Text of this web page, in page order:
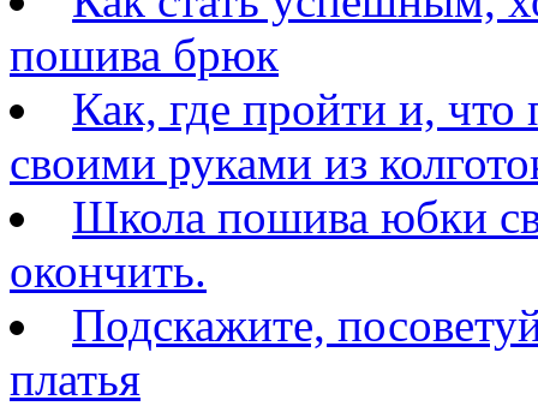
пошива брюк
Как, где пройти и,
своими руками из
Школа пошива юбки
окончить.
Подскажите,
платья